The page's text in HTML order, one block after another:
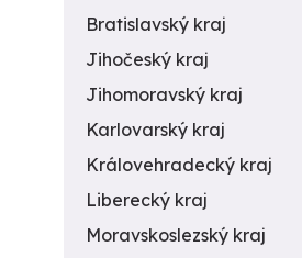
Bratislavský kraj
Jihočeský kraj
Jihomoravský kraj
Karlovarský kraj
Královehradecký kraj
Liberecký kraj
Moravskoslezský kraj